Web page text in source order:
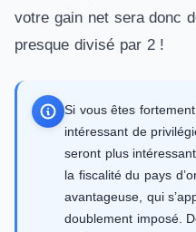
votre gain net sera donc
presque divisé par 2 !
Si vous êtes
intéressant de
seront plus
la fiscalité du pays
avantageuse, qui
doublement imposé.